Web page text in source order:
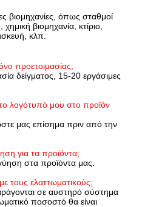
βιομηχανίες, όπως σταθμοί
χημική βιομηχανία, κτίριο,
κλπ.
προετοιμασίας;
δείγματος, 15-20 εργάσιμες
λογότυπό μου στο προϊόν
μας επίσημα πριν από την
για τα προϊόντα;
στα προϊόντα μας.
τους ελαττωματικούς;
σε αυστηρό σύστημα
ποσοστό θα είναι